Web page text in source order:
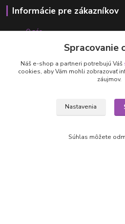
Informácie pre zákazníkov
O nás
Ako nakupovať
Obchodné podmienky
Fotogaléria
Kontakty
Spracovanie
Náš e-shop a partneri potrebujú Váš
cookies, aby Vám mohli zobrazovať
záujmov.
Nastavenia
Súhlas môžete